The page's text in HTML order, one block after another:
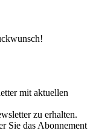
mit aktuellen
zu erhalten.
Sie das Abonnement